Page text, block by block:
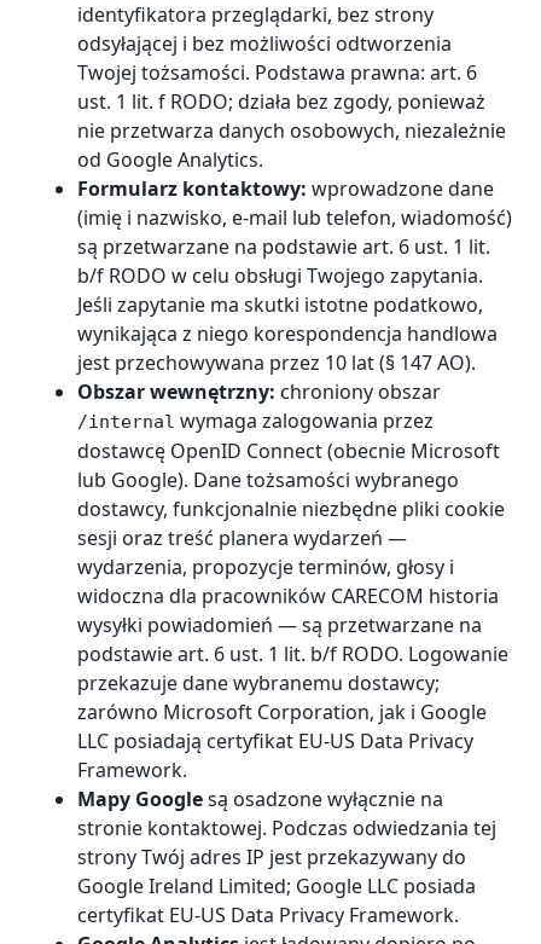
identyfikatora przeglądarki, bez strony
odsyłającej i bez możliwości odtworzenia
Twojej tożsamości. Podstawa prawna: art. 6
ust. 1 lit. f RODO; działa bez zgody, ponieważ
nie przetwarza danych osobowych, niezależnie
od Google Analytics.
Formularz kontaktowy: wprowadzone dane
(imię i nazwisko, e-mail lub telefon, wiadomość)
są przetwarzane na podstawie art. 6 ust. 1 lit.
b/f RODO w celu obsługi Twojego zapytania.
Jeśli zapytanie ma skutki istotne podatkowo,
wynikająca z niego korespondencja handlowa
jest przechowywana przez 10 lat (§ 147 AO).
Obszar wewnętrzny: chroniony obszar
/internal wymaga zalogowania przez
dostawcę OpenID Connect (obecnie Microsoft
lub Google). Dane tożsamości wybranego
dostawcy, funkcjonalnie niezbędne pliki cookie
sesji oraz treść planera wydarzeń —
wydarzenia, propozycje terminów, głosy i
widoczna dla pracowników CARECOM historia
wysyłki powiadomień — są przetwarzane na
podstawie art. 6 ust. 1 lit. b/f RODO. Logowanie
przekazuje dane wybranemu dostawcy;
zarówno Microsoft Corporation, jak i Google
LLC posiadają certyfikat EU-US Data Privacy
Framework.
Mapy Googlesą osadzone wyłącznie na
stronie kontaktowej. Podczas odwiedzania tej
strony Twój adres IP jest przekazywany do
Google Ireland Limited; Google LLC posiada
certyfikat EU-US Data Privacy Framework.